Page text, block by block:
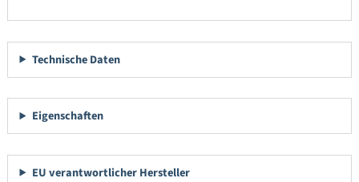
Technische Daten
Eigenschaften
EU verantwortlicher Hersteller